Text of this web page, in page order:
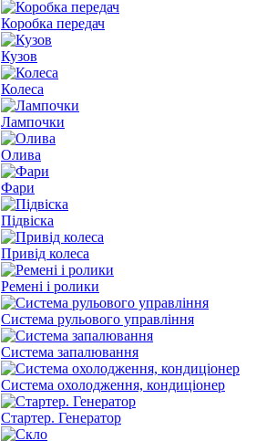
Коробка передач
Кузов
Колеса
Лампочки
Олива
Фари
Підвіска
Привід колеса
Ремені і ролики
Система рульового управління
Система запалювання
Система охолодження, кондиціонер
Стартер. Генератор